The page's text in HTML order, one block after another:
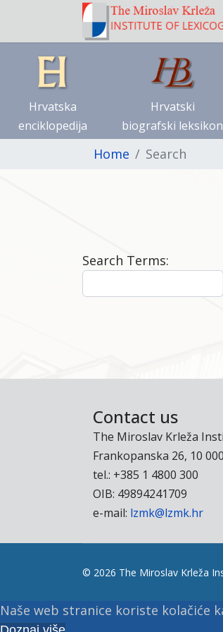
Hrvatska
enciklopedija
Hrvatski
biografski leksikon
Home Search
Search Form
Search Terms:
Contact us
The Miroslav Krleža
Frankopanska 26, 10
tel.: +385 1 4800 300
OIB: 49894241709
e-mail: lzmk@lzmk.hr
© 2026 The Miroslav Krleža
Naše web stranice koriste kolačiće